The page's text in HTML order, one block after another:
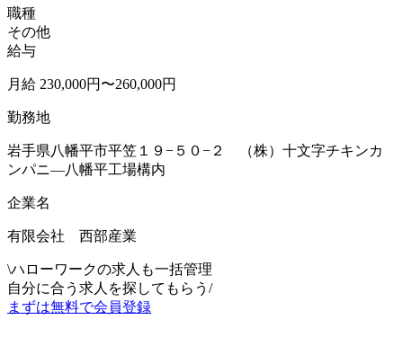
職種
その他
給与
月給 230,000円〜260,000円
勤務地
岩手県八幡平市平笠１９−５０−２ （株）十文字チキンカ
ンパニ―八幡平工場構内
企業名
有限会社 西部産業
\ハローワークの求人も一括管理
自分に合う求人を探してもらう /
まずは無料で会員登録